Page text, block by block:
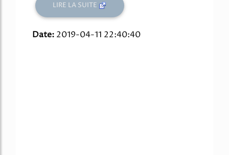
LIRE LA SUITE
Date: 2019-04-11 22:40:40